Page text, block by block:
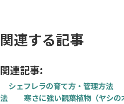
関連する記事
関連記事:
シェフレラの育て方・管理方法
法
寒さに強い観葉植物（ヤシの